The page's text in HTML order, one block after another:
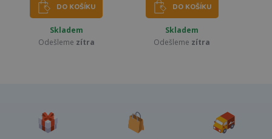
DO KOŠÍKU
Skladem
Odešleme zítra
DO KOŠÍKU
Skladem
Odešleme zítra